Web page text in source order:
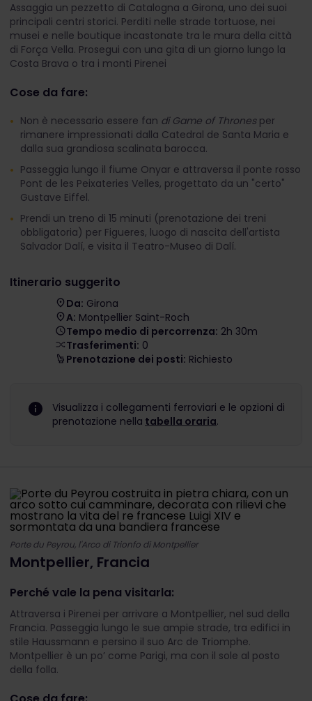
Assaggia un pezzetto di Catalogna a Girona, uno dei suoi
principali centri storici. Perditi nelle strade tortuose, nei
musei e nelle boutique incastonate tra le mura della città
di Força Vella. Prosegui con una gita di un giorno lungo la
Costa Brava o tra i monti Pirenei
Cose da fare:
Non è necessario essere fan di Game of Thronesper
rimanere impressionati dalla Catedral de Santa Maria e
dalla sua grandiosa scalinata barocca.
Passeggia lungo il fiume Onyar e attraversa il ponte rosso
Pont de les Peixateries Velles, progettato da un "certo"
Gustave Eiffel.
Prendi un treno di 15 minuti (prenotazione dei treni
obbligatoria) per Figueres, luogo di nascita dell'artista
Salvador Dalí, e visita il Teatro-Museo di Dalí.
Itinerario suggerito
Da: Girona
A: Montpellier Saint-Roch
Tempo medio di percorrenza: 2h 30m
Trasferimenti: 0
Prenotazione dei posti: Richiesto
Visualizza i collegamenti ferroviari e le opzioni di
prenotazione nella tabella oraria.
Porte du Peyrou, l'Arco di Trionfo di Montpellier
Montpellier, Francia
Perché vale la pena visitarla:
Attraversa i Pirenei per arrivare a Montpellier, nel sud della
Francia. Passeggia lungo le sue ampie strade, tra edifici in
stile Haussmann e persino il suo Arc de Triomphe.
Montpellier è un po’ come Parigi, ma con il sole al posto
della folla.